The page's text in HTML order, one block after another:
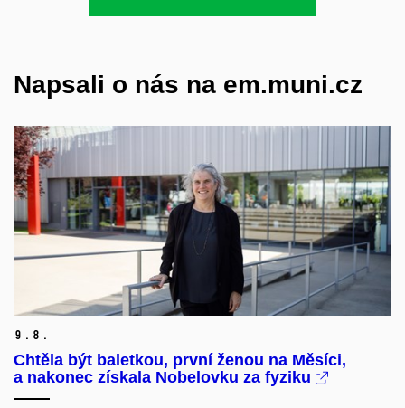
Napsali o nás na em.muni.cz
9. 8.
Chtěla být baletkou, první ženou na Měsíci,
a nakonec získala Nobelovku za fyziku